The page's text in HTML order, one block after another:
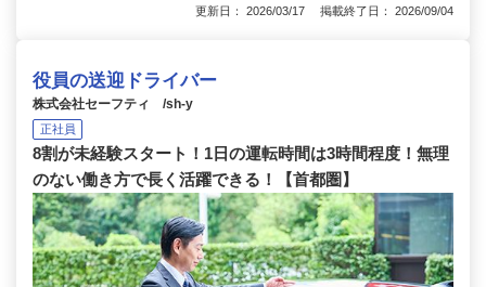
更新日： 2026/03/17 掲載終了日： 2026/09/04
役員の送迎ドライバー
株式会社セーフティ /sh-y
正社員
8割が未経験スタート！1日の運転時間は3時間程度！無理
のない働き方で長く活躍できる！【首都圏】